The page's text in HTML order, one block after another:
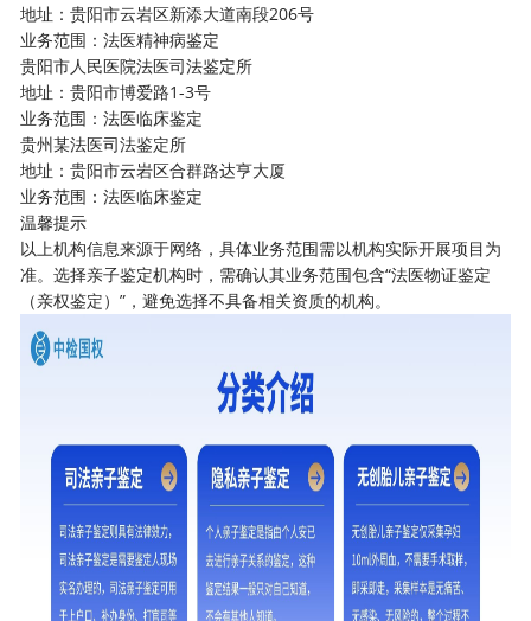
地址：贵阳市云岩区新添大道南段206号
业务范围：法医精神病鉴定
贵阳市人民医院法医司法鉴定所
地址：贵阳市博爱路1-3号
业务范围：法医临床鉴定
贵州某法医司法鉴定所
地址：贵阳市云岩区合群路达亨大厦
业务范围：法医临床鉴定
温馨提示
以上机构信息来源于网络，具体业务范围需以机构实际开展项目为
准。选择亲子鉴定机构时，需确认其业务范围包含“法医物证鉴定
（亲权鉴定）”，避免选择不具备相关资质的机构。